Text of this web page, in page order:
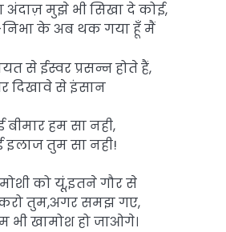
मुझे भी सिखा दे कोई,
निभा के अब थक गया हूँ मैं
से ईस्वर प्रसन्न होते हैं,
दिखावे से इंसान
बीमार हम सा नही,
इलाज तुम सा नही!
को यूं,इतने गौर से
करो तुम,अगर समझ गए,
भी खामोश हो जाओगे।